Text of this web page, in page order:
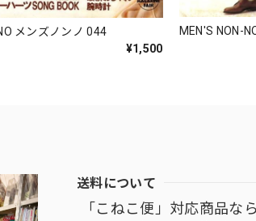
メンズノンノ 044
¥1,500
MEN'S NON-
送料について
「こねこ便」対応商品なら